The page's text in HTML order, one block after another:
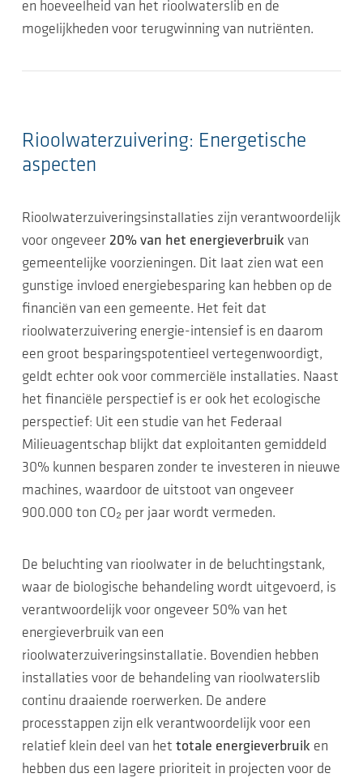
en hoeveelheid van het rioolwaterslib en de
mogelijkheden voor terugwinning van nutriënten.
Rioolwaterzuivering: Energetische
aspecten
Rioolwaterzuiveringsinstallaties zijn verantwoordelijk
voor ongeveer 20% van het energieverbruik van
gemeentelijke voorzieningen. Dit laat zien wat een
gunstige invloed energiebesparing kan hebben op de
financiën van een gemeente. Het feit dat
rioolwaterzuivering energie-intensief is en daarom
een groot besparingspotentieel vertegenwoordigt,
geldt echter ook voor commerciële installaties. Naast
het financiële perspectief is er ook het ecologische
perspectief: Uit een studie van het Federaal
Milieuagentschap blijkt dat exploitanten gemiddeld
30% kunnen besparen zonder te investeren in nieuwe
machines, waardoor de uitstoot van ongeveer
900.000 ton CO₂ per jaar wordt vermeden.
De beluchting van rioolwater in de beluchtingstank,
waar de biologische behandeling wordt uitgevoerd, is
verantwoordelijk voor ongeveer 50% van het
energieverbruik van een
rioolwaterzuiveringsinstallatie. Bovendien hebben
installaties voor de behandeling van rioolwaterslib
continu draaiende roerwerken. De andere
processtappen zijn elk verantwoordelijk voor een
relatief klein deel van het totale energieverbruik en
hebben dus een lagere prioriteit in projecten voor de